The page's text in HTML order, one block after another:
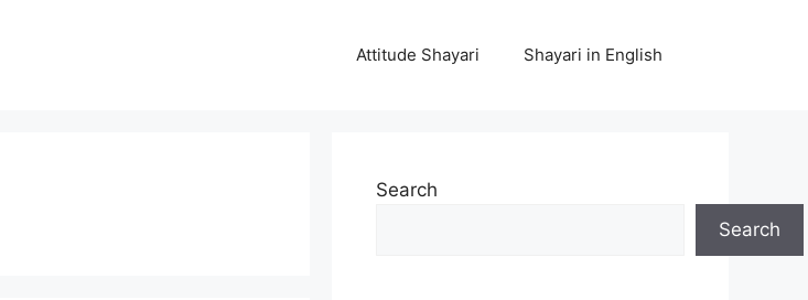
Attitude Shayari Shayari in English
Search
Search